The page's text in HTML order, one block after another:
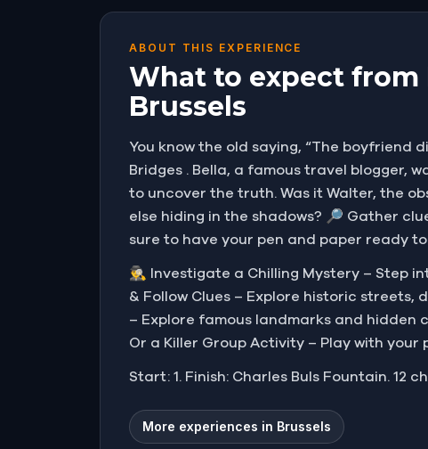
ABOUT THIS EXPERIENCE
What to expect from
Brussels
You know the old saying, “The boyfriend
Bridges . Bella, a famous travel blogger,
to uncover the truth. Was it Walter, the
else hiding in the shadows? 🔎 Gather
sure to have your pen and paper ready
🕵️‍♂️ Investigate a Chilling Mystery – Step
& Follow Clues – Explore historic
– Explore famous landmarks and hidden
Or a Killer Group Activity – Play with
Start: 1. Finish: Charles Buls Fountain. 12
More experiences in Brussels